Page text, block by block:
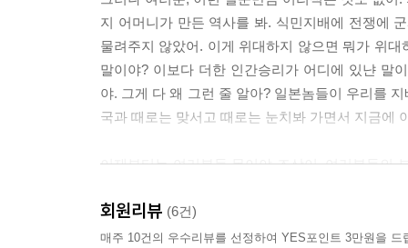
지 어머니가 만든 역사를 봐. 식민지배에 전쟁에
물려주지 않았어. 이게 위대하지 않으면 뭐가 위
말이야? 이보다 더한 인간승리가 어디에 있냔 말
야. 그게 다 왜 그런 줄 알아? 일본놈들이 우리를
국과 때로는 맞서고 때로는 눈치봐 가면서 지금에
이제부터는 여러분들 몫이야 조상이, 여러분들의
회원리뷰 (6건)
매주 10건의 우수리뷰를 선정하여 YES포인트 3만원을 드